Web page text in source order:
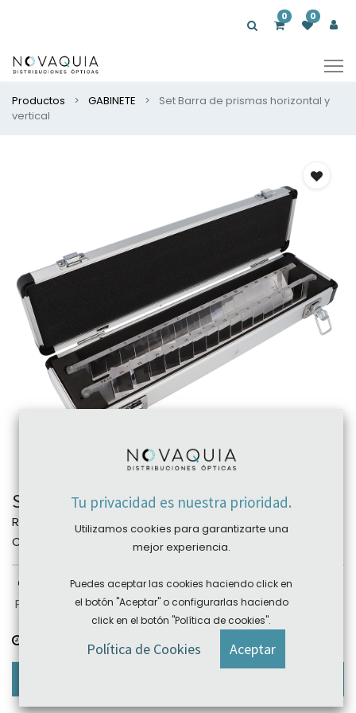
0 0
Productos GABINETE
Set Barra de prismas horizontal y
vertical
Set Barra de prismas horizontal y vertical
REF: GAB.SET01
Categoría: Optometría
Plazo devolución: sujeto a producto, consultar
Plazo de entrega: consultar
Tu privacidad es nuestra prioridad.
Utilizamos cookies para garantizarte una
mejor experiencia.
Puedes aceptar las cookies haciendo click en
el botón "Aceptar" o configurarlas haciendo
click en el botón "Política de cookies".
Política de Cookies Aceptar